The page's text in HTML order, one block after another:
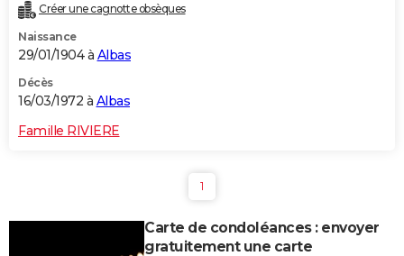
Créer une cagnotte obsèques
Naissance
29/01/1904 à Albas
Décès
16/03/1972 à Albas
Famille RIVIERE
1
Carte de condoléances : envoyer
gratuitement une carte